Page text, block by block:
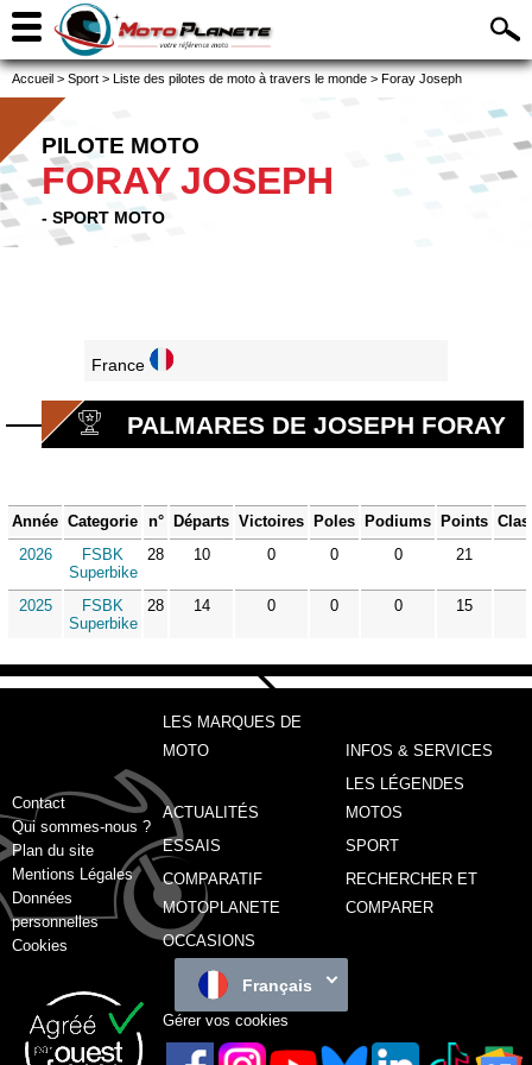
Accueil > Sport > Liste des pilotes de moto à travers le monde > Foray Joseph
PILOTE MOTO
FORAY JOSEPH
- SPORT MOTO
France
PALMARES DE JOSEPH FORAY
Année Categorie n° Départs Victoires Poles Podiums Points
2026
FSBK
Superbike
28 10 0 0 0 21
2025
FSBK
Superbike
28 14 0 0 0 15
Contact
Qui sommes-nous ?
Plan du site
Mentions Légales
Données
personnelles
Cookies
LES MARQUES DE
MOTO
INFOS & SERVICES
ACTUALITÉS
LES LÉGENDES
MOTOS
ESSAIS
SPORT
COMPARATIF
MOTOPLANETE
RECHERCHER ET
COMPARER
OCCASIONS
Français
Gérer vos cookies